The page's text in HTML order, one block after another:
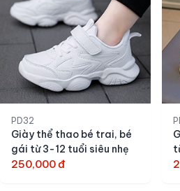
PD32
Giày thể thao bé trai, bé
gái từ 3-12 tuổi siêu nhẹ
250,000 đ